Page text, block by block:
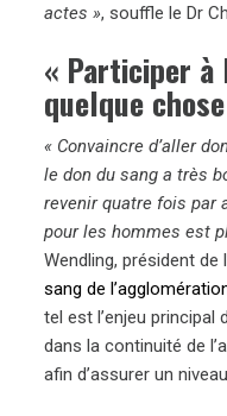
actes », souffle le Dr
« Participer
quelque
« Convaincre d’aller
le don du sang a très
revenir quatre fois par
pour les hommes est
Wendling, président de
sang de
tel est l’enjeu principal
dans la continuité de
afin d’assurer un